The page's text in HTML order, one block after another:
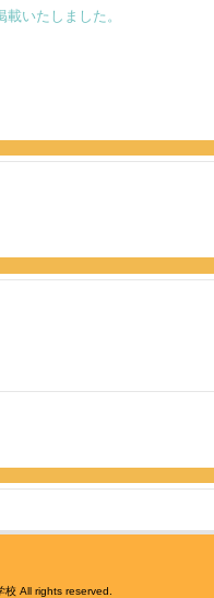
いたしました。
All rights reserved.